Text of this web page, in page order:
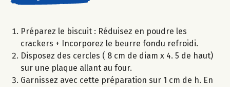
Préparez le biscuit : Réduisez en poudre les
crackers + Incorporez le beurre fondu refroidi.
Disposez des cercles ( 8 cm de diam x 4. 5 de haut)
sur une plaque allant au four.
Garnissez avec cette préparation sur 1 cm de h. En